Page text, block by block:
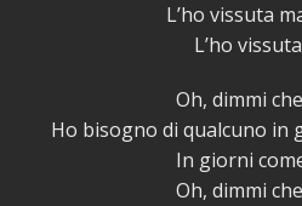
L’ho vissuta
L’ho
Oh, dimmi
Ho bisogno di qualcuno in
In giorni
Oh, dimmi